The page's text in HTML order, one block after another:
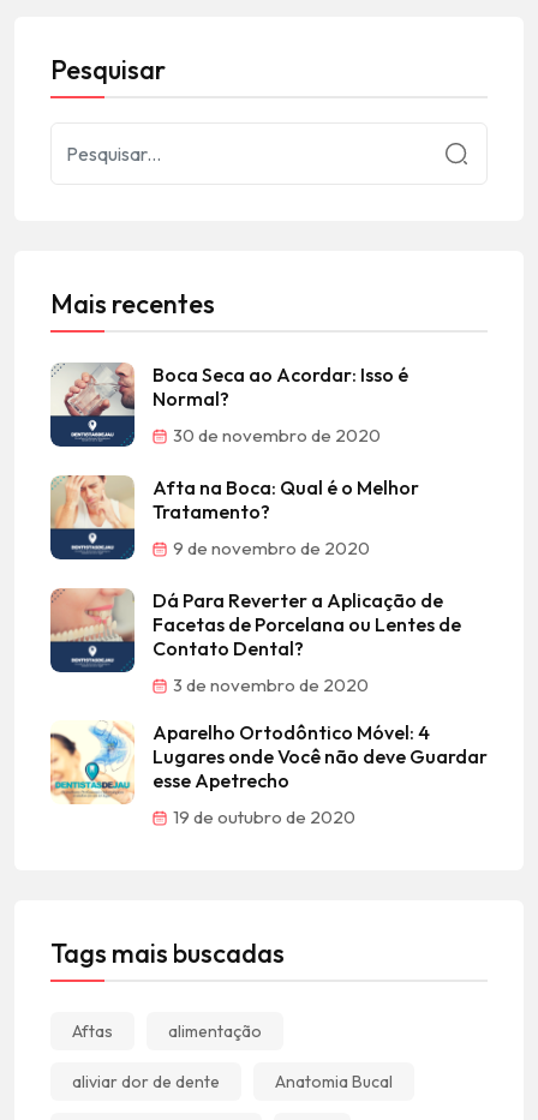
Pesquisar
Mais recentes
Boca Seca ao Acordar: Isso é
Normal?
30 de novembro de 2020
Afta na Boca: Qual é o Melhor
Tratamento?
9 de novembro de 2020
Dá Para Reverter a Aplicação de
Facetas de Porcelana ou Lentes de
Contato Dental?
3 de novembro de 2020
Aparelho Ortodôntico Móvel: 4
Lugares onde Você não deve Guardar
esse Apetrecho
19 de outubro de 2020
Tags mais buscadas
Aftas alimentação
aliviar dor de dente Anatomia Bucal